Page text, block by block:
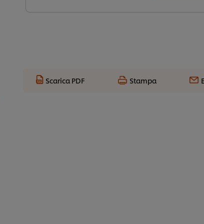
Scarica PDF Stampa